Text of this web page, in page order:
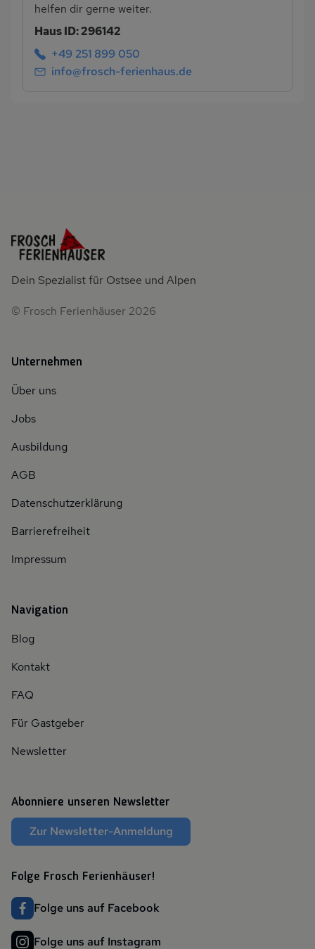
helfen dir gerne weiter.
Haus ID: 296142
+49 251 899 050
info@frosch-ferienhaus.de
Dein Spezialist für Ostsee und Alpen
© Frosch Ferienhäuser 2026
Unternehmen
Über uns
Jobs
Ausbildung
AGB
Datenschutzerklärung
Barrierefreiheit
Impressum
Navigation
Blog
Kontakt
FAQ
Für Gastgeber
Newsletter
Abonniere unseren Newsletter
Zur Newsletter-Anmeldung
Folge Frosch Ferienhäuser!
Folge uns auf Facebook
Folge uns auf Instagram